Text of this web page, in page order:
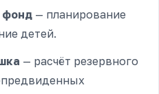
фонд — планирование
детей.
— расчёт резервного